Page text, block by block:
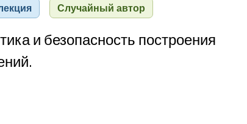
Случайный автор
и безопасность построения